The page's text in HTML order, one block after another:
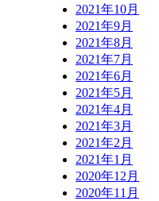
2021年10月
2021年9月
2021年8月
2021年7月
2021年6月
2021年5月
2021年4月
2021年3月
2021年2月
2021年1月
2020年12月
2020年11月